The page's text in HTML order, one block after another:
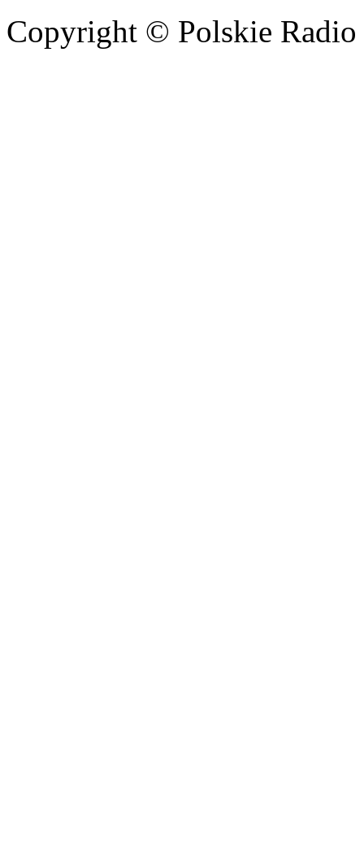
Copyright © Polskie